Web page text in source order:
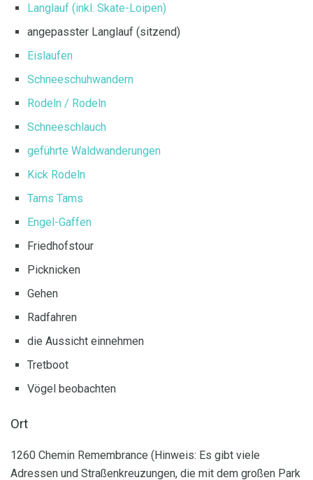
Langlauf (inkl. Skate-Loipen)
angepasster Langlauf (sitzend)
Eislaufen
Schneeschuhwandern
Rodeln / Rodeln
Schneeschlauch
geführte Waldwanderungen
Kick Rodeln
Tams Tams
Engel-Gaffen
Friedhofstour
Picknicken
Gehen
Radfahren
die Aussicht einnehmen
Tretboot
Vögel beobachten
Ort
1260 Chemin Remembrance (Hinweis: Es gibt viele
Adressen und Straßenkreuzungen, die mit dem großen Park